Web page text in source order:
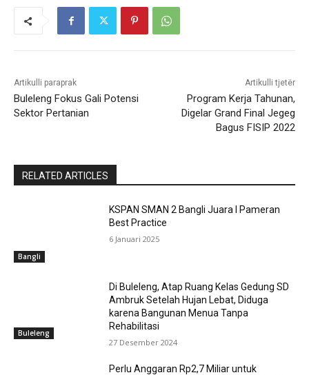
Artikulli paraprak
Buleleng Fokus Gali Potensi
Sektor Pertanian
Artikulli tjetër
Program Kerja Tahunan,
Digelar Grand Final Jegeg
Bagus FISIP 2022
RELATED ARTICLES
Bangli
KSPAN SMAN 2 Bangli Juara I Pameran
Best Practice
6 Januari 2025
Buleleng
Di Buleleng, Atap Ruang Kelas Gedung SD
Ambruk Setelah Hujan Lebat, Diduga
karena Bangunan Menua Tanpa
Rehabilitasi
27 Desember 2024
Perlu Anggaran Rp2,7 Miliar untuk